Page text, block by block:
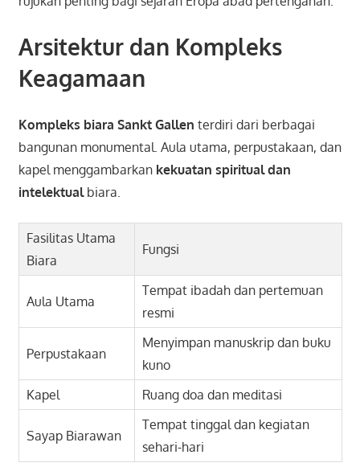
Arsitektur dan Kompleks
Keagamaan
Kompleks biara Sankt Gallen terdiri dari berbagai
bangunan monumental. Aula utama, perpustakaan, dan
kapel menggambarkan kekuatan spiritual dan
intelektualbiara.
Fasilitas Utama
Biara
Fungsi
Aula Utama
Tempat ibadah dan pertemuan
resmi
Perpustakaan
Menyimpan manuskrip dan buku
kuno
Kapel
Ruang doa dan meditasi
Sayap Biarawan
Tempat tinggal dan kegiatan
sehari-hari